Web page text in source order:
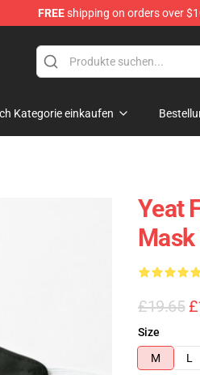
FREEshipping on orders over
Kategorie einkaufen
Yeat
Mask
£19.65
Size
M
L